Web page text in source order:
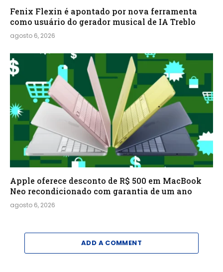
Fenix Flexin é apontado por nova ferramenta
como usuário do gerador musical de IA Treblo
agosto 6, 2026
Apple oferece desconto de R$ 500 em MacBook
Neo recondicionado com garantia de um ano
agosto 6, 2026
ADD A COMMENT